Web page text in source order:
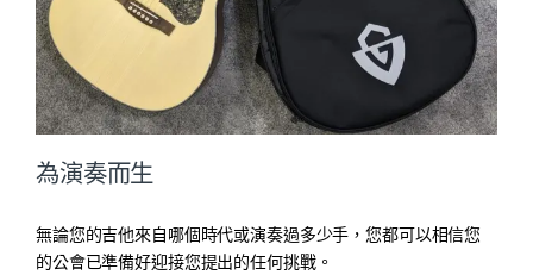
為演奏而生
無論您的吉他來自哪個時代或演奏過多少手，您都可以相信您
的公會已準備好迎接您提出的任何挑戰。